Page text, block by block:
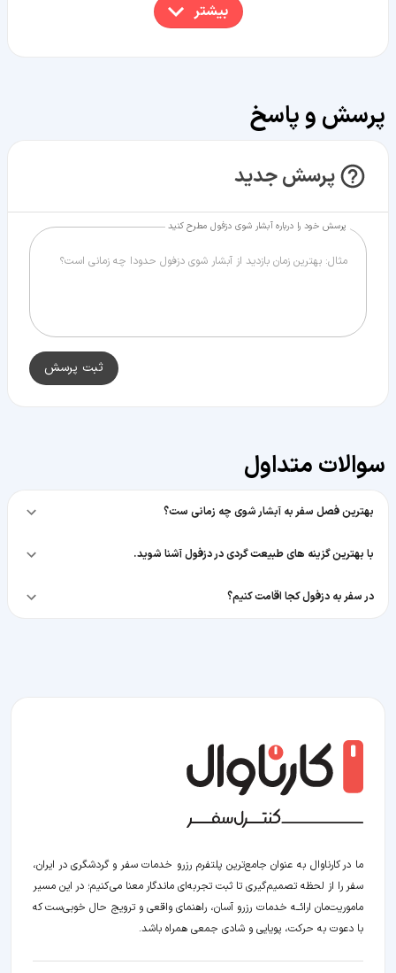
بیشتر
پرسش و پاسخ
پرسش جدید
پرسش خود را درباره آبشار شوی دزفول مطرح کنید
ثبت پرسش
سوالات متداول
بهترین فصل سفر به آبشار شوی چه زمانی ست؟
با بهترین گزینه های طبیعت گردی در دزفول آشنا شوید.
در سفر به دزفول کجا اقامت کنیم؟
ما در کارناوال به عنوان جامع‌ترین پلتفرم رزرو خدمات سفر و گردشگری در ایران،
سفر را از لحظه‌ تصمیم‌گیری تا ثبت تجربه‌ای ماندگار معنا می‌کنیم؛ در این مسیر‍
ماموریت‌مان اراﺋــﻪ خدمات رزرو آسان، راهنمای واقعی و ترویج حال خوبی‌ست که
با دعوت به حرکت، پویایی و شادی جمعی همراه باشد.